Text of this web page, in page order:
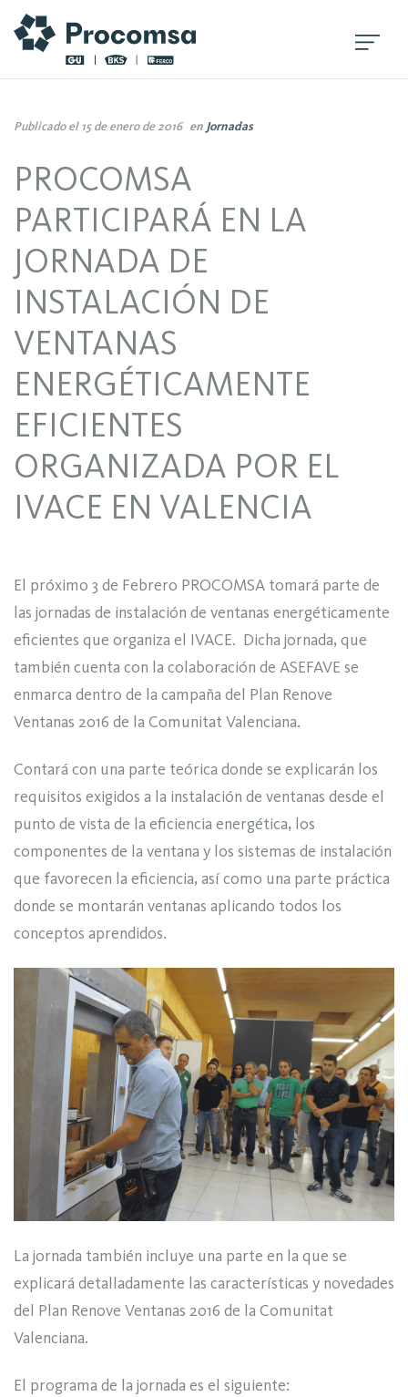
Publicado el 15 de enero de 2016 en Jornadas
PROCOMSA
PARTICIPARÁ EN LA
JORNADA DE
INSTALACIÓN DE
VENTANAS
ENERGÉTICAMENTE
EFICIENTES
ORGANIZADA POR EL
IVACE EN VALENCIA
El próximo 3 de Febrero PROCOMSA tomará parte de
las jornadas de instalación de ventanas energéticamente
eficientes que organiza el IVACE. Dicha jornada, que
también cuenta con la colaboración de ASEFAVE se
enmarca dentro de la campaña del Plan Renove
Ventanas 2016 de la Comunitat Valenciana.
Contará con una parte teórica donde se explicarán los
requisitos exigidos a la instalación de ventanas desde el
punto de vista de la eficiencia energética, los
componentes de la ventana y los sistemas de instalación
que favorecen la eficiencia, así como una parte práctica
donde se montarán ventanas aplicando todos los
conceptos aprendidos.
La jornada también incluye una parte en la que se
explicará detalladamente las características y novedades
del Plan Renove Ventanas 2016 de la Comunitat
Valenciana.
El programa de la jornada es el siguiente: